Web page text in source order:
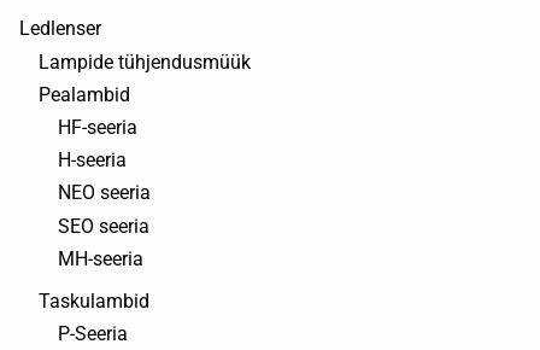
Ledlenser
Lampide tühjendusmüük
Pealambid
HF-seeria
H-seeria
NEO seeria
SEO seeria
MH-seeria
Taskulambid
P-Seeria